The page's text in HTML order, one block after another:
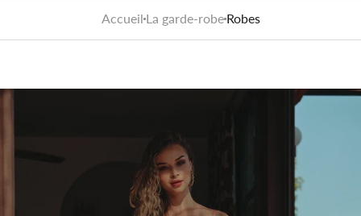
AccueilLa garde-robeRobes